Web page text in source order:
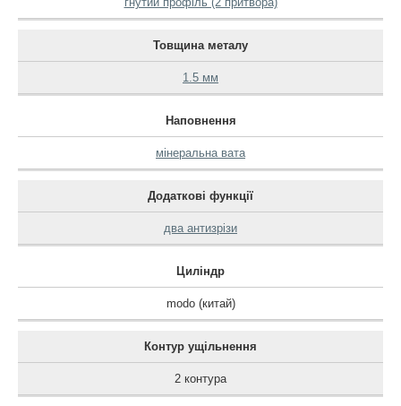
Товщина металу
1.5 мм
Наповнення
мінеральна вата
Додаткові функції
два антизрізи
Циліндр
modo (китай)
Контур ущільнення
2 контура